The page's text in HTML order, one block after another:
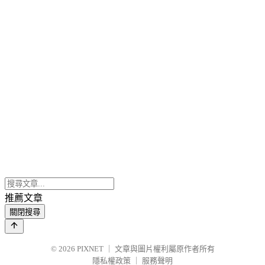
推薦文章
關閉搜尋
© 2026 PIXNET
文章與圖片權利屬原作者所有
隱私權政策
服務聲明